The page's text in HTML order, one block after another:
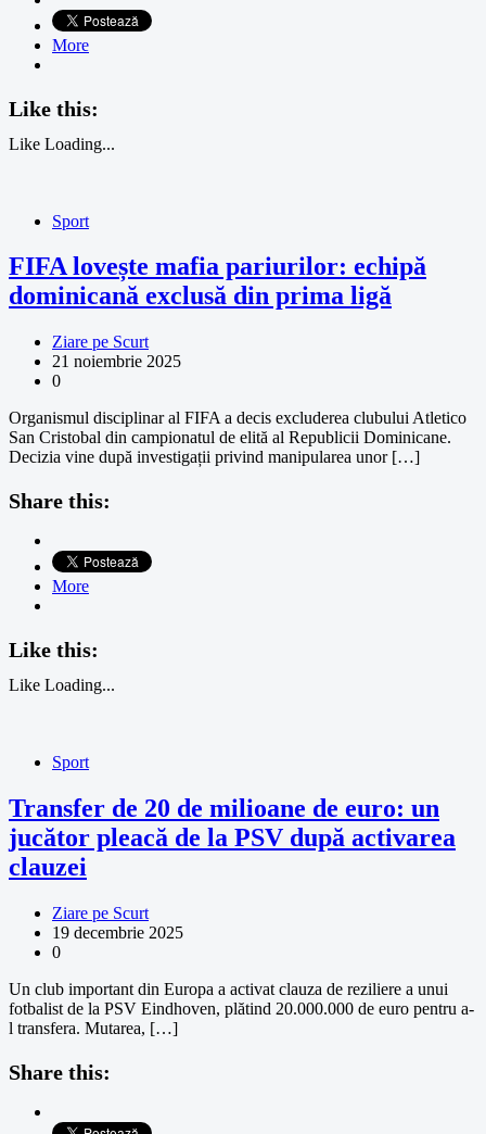
More
Like this:
Like Loading...
Sport
FIFA lovește mafia pariurilor: echipă
dominicană exclusă din prima ligă
Ziare pe Scurt
21 noiembrie 2025
0
Organismul disciplinar al FIFA a decis excluderea clubului Atletico
San Cristobal din campionatul de elită al Republicii Dominicane.
Decizia vine după investigații privind manipularea unor […]
Share this:
More
Like this:
Like Loading...
Sport
Transfer de 20 de milioane de euro: un
jucător pleacă de la PSV după activarea
clauzei
Ziare pe Scurt
19 decembrie 2025
0
Un club important din Europa a activat clauza de reziliere a unui
fotbalist de la PSV Eindhoven, plătind 20.000.000 de euro pentru a-
l transfera. Mutarea, […]
Share this: